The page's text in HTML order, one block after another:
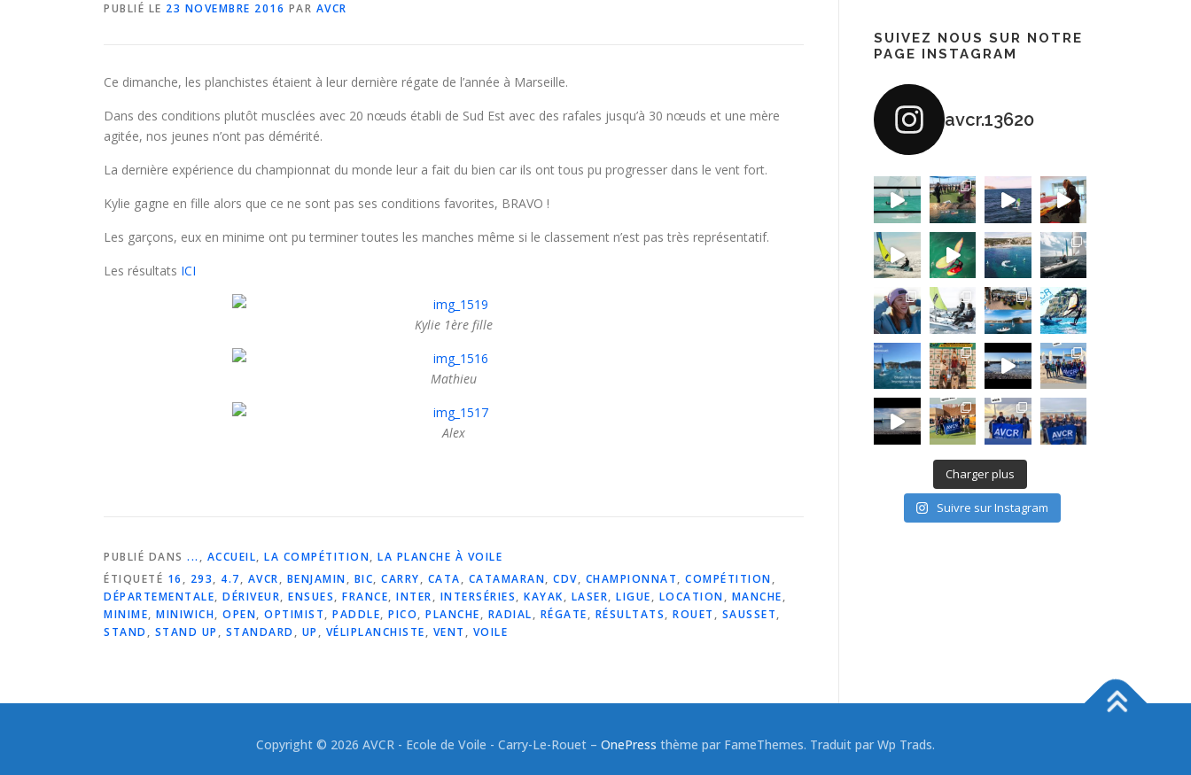
PUBLIÉ LE 23 NOVEMBRE 2016 PAR AVCR
Ce dimanche, les planchistes étaient à leur dernière régate de l’année à Marseille.
Dans des conditions plutôt musclées avec 20 nœuds établi de Sud Est avec des rafales jusqu’à 30 nœuds et une mère
agitée, nos jeunes n’ont pas démérité.
La dernière expérience du championnat du monde leur a fait du bien car ils ont tous pu progresser dans le vent fort.
Kylie gagne en fille alors que ce ne sont pas ses conditions favorites, BRAVO !
Les garçons, eux en minime ont pu terminer toutes les manches même si le classement n’est pas très représentatif.
Les résultats ICI
Kylie 1ère fille
Mathieu
Alex
PUBLIÉ DANS ... , ACCUEIL, LA COMPÉTITION, LA PLANCHE À VOILE
ÉTIQUETÉ 16 , 293, 4.7, AVCR, BENJAMIN, BIC, CARRY, CATA, CATAMARAN, CDV, CHAMPIONNAT, COMPÉTITION,
DÉPARTEMENTALE, DÉRIVEUR, ENSUES, FRANCE, INTER, INTERSÉRIES, KAYAK, LASER, LIGUE, LOCATION, MANCHE,
MINIME, MINIWICH, OPEN, OPTIMIST, PADDLE, PICO, PLANCHE, RADIAL, RÉGATE, RÉSULTATS, ROUET , SAUSSET,
STAND , STAND UP , STANDARD , UP , VÉLIPLANCHISTE, VENT , VOILE
SUIVEZ NOUS SUR NOTRE
PAGE INSTAGRAM
avcr.13620
Charger plus
Suivre sur Instagram
Copyright © 2026 AVCR - Ecole de Voile - Carry-Le-Rouet – OnePress thème par FameThemes. Traduit par Wp Trads.